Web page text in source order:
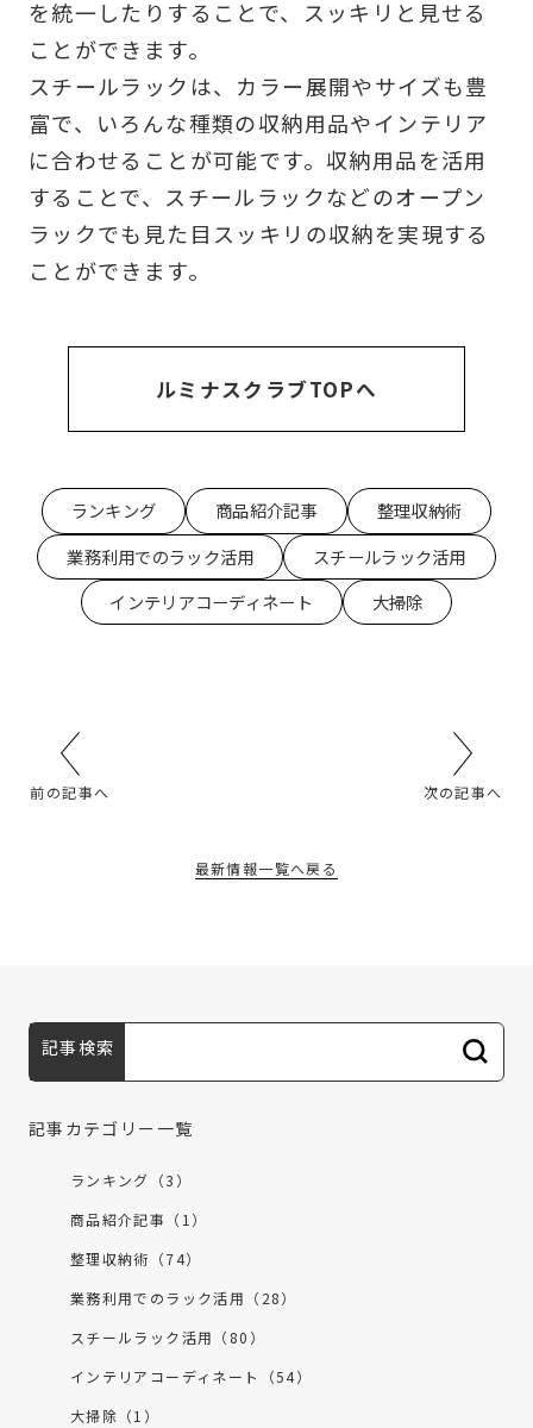
を統一したりすることで、スッキリと見せる
ことができます。
スチールラックは、カラー展開やサイズも豊
富で、いろんな種類の収納用品やインテリア
に合わせることが可能です。収納用品を活用
することで、スチールラックなどのオープン
ラックでも見た目スッキリの収納を実現する
ことができます。
ルミナスクラブTOPへ
ランキング 商品紹介記事
整理収納術
業務利用でのラック活用
スチールラック活用
インテリアコーディネート
大掃除
前の記事へ
最新情報一覧へ戻る
次の記事へ
記事検索
記事カテゴリー一覧
ランキング（3）
商品紹介記事（1）
整理収納術（74）
業務利用でのラック活用（28）
スチールラック活用（80）
インテリアコーディネート（54）
大掃除（1）